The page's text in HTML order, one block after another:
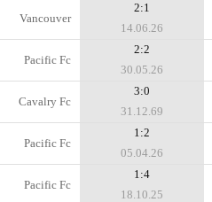
Vancouver
2:1
14.06.26
Pacific Fc
2:2
30.05.26
Cavalry Fc
3:0
31.12.69
Pacific Fc
1:2
05.04.26
Pacific Fc
1:4
18.10.25